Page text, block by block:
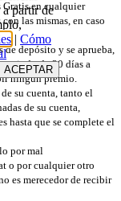
Gratis en cualquier
las mismas, en caso
depósito y se aprueba,
de 30 días a
ningún premio.
su cuenta, tanto el
de su cuenta,
hasta que se complete el
por mal
o por cualquier otro
es merecedor de recibir
a partir de
| Cómo
ACEPTAR